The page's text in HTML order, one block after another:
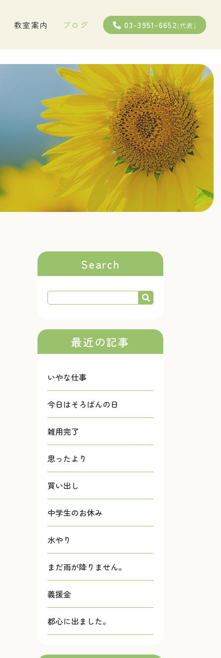
教室案内 ブログ 03-3951-6652(代表)
Search
最近の記事
いやな仕事
今日はそろばんの日
雑用完了
思ったより
買い出し
中学生のお休み
水やり
まだ雨が降りません。
義援金
都心に出ました。